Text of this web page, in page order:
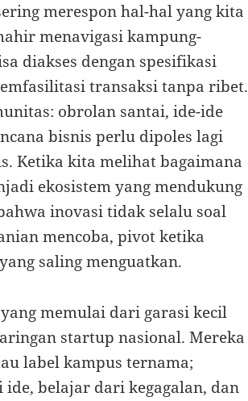
merespon hal-hal yang kita
menavigasi kampung-
diakses dengan spesifikasi
transaksi tanpa ribet.
obrolan santai, ide-ide
bisnis perlu dipoles lagi
Ketika kita melihat bagaimana
ekosistem yang mendukung
inovasi tidak selalu soal
mencoba, pivot ketika
saling menguatkan.
memulai dari garasi kecil
startup nasional. Mereka
label kampus ternama;
belajar dari kegagalan, dan